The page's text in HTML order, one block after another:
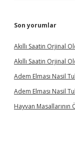
Son yorumlar
Akıllı Saatin Orjinal
Akıllı Saatin Orjinal
Adem Elması Nasil
Adem Elması Nasil
Hayvan